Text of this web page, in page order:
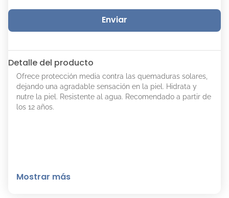
Enviar
Detalle del producto
Ofrece protección media contra las quemaduras solares,
dejando una agradable sensación en la piel. Hidrata y
nutre la piel. Resistente al agua. Recomendado a partir de
los 12 años.
Mostrar más